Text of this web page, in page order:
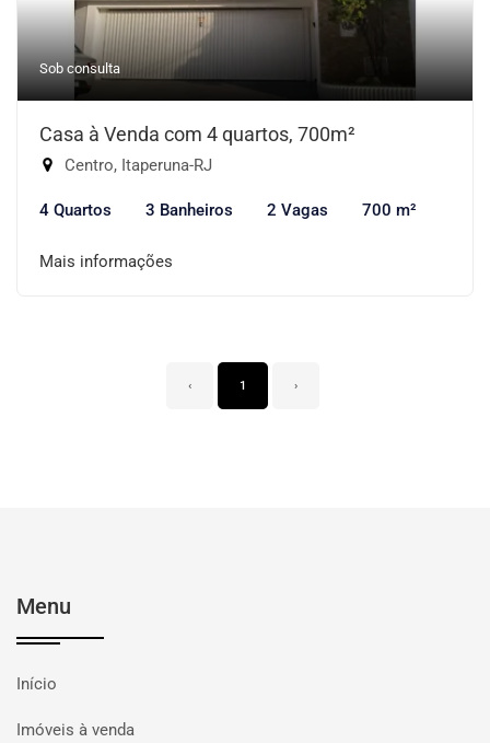
Sob consulta
Casa à Venda com 4 quartos, 700m²
Centro, Itaperuna-RJ
4 Quartos 3 Banheiros 2 Vagas 700 m²
Mais informações
‹ 1 ›
Menu
Início
Imóveis à venda